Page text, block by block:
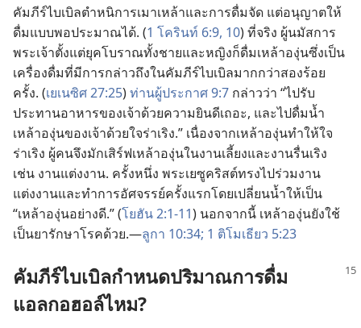
คัมภีร์​ไบเบิล​ตำหนิ​การ​เมา​เหล้า​และ​การ​ดื่ม​จัด แต่​อนุญาต​ให้​
ดื่ม​แบบ​พอ​ประมาณ​ได้. (1 โครินท์ 6:9, 10) ที่​จริง ผู้​นมัสการ​
พระเจ้า​ตั้ง​แต่​ยุค​โบราณ​ทั้ง​ชาย​และ​หญิง​ก็​ดื่ม​เหล้า​องุ่น​ซึ่ง​เป็น​
เครื่อง​ดื่ม​ที่​มี​การ​กล่าว​ถึง​ใน​คัมภีร์​ไบเบิล​มาก​กว่า​สอง​ร้อย​
ครั้ง. (เยเนซิศ 27:25)ท่าน​ผู้​ประกาศ 9:7 กล่าว​ว่า “ไป​รับ
ประทาน​อาหาร​ของ​เจ้า​ด้วย​ความ​ยินดี​เถอะ, และ​ไป​ดื่ม​น้ำ​
เหล้า​องุ่น​ของ​เจ้า​ด้วย​ใจ​ร่าเริง.” เนื่อง​จาก​เหล้า​องุ่น​ทำ​ให้​ใจ​
ร่าเริง ผู้​คน​จึง​มัก​เสิร์ฟ​เหล้า​องุ่น​ใน​งาน​เลี้ยง​และ​งาน​รื่นเริง
เช่น งาน​แต่งงาน. ครั้ง​หนึ่ง พระ​เยซู​คริสต์​ทรง​ไป​ร่วม​งาน​
แต่งงาน​และ​ทำ​การ​อัศจรรย์​ครั้ง​แรก​โดย​เปลี่ยน​น้ำ​ให้​เป็น
“เหล้า​องุ่น​อย่าง​ดี.” (โยฮัน 2:1-11) นอก​จาก​นี้ เหล้า​องุ่น​ยัง​ใช้​
เป็น​ยา​รักษา​โรค​ด้วย.—ลูกา 10:34; 1 ติโมเธียว 5:23
คัมภีร์​ไบเบิล​กำหนด​ปริมาณ​การ​ดื่ม​
แอลกอฮอล์​ไหม?